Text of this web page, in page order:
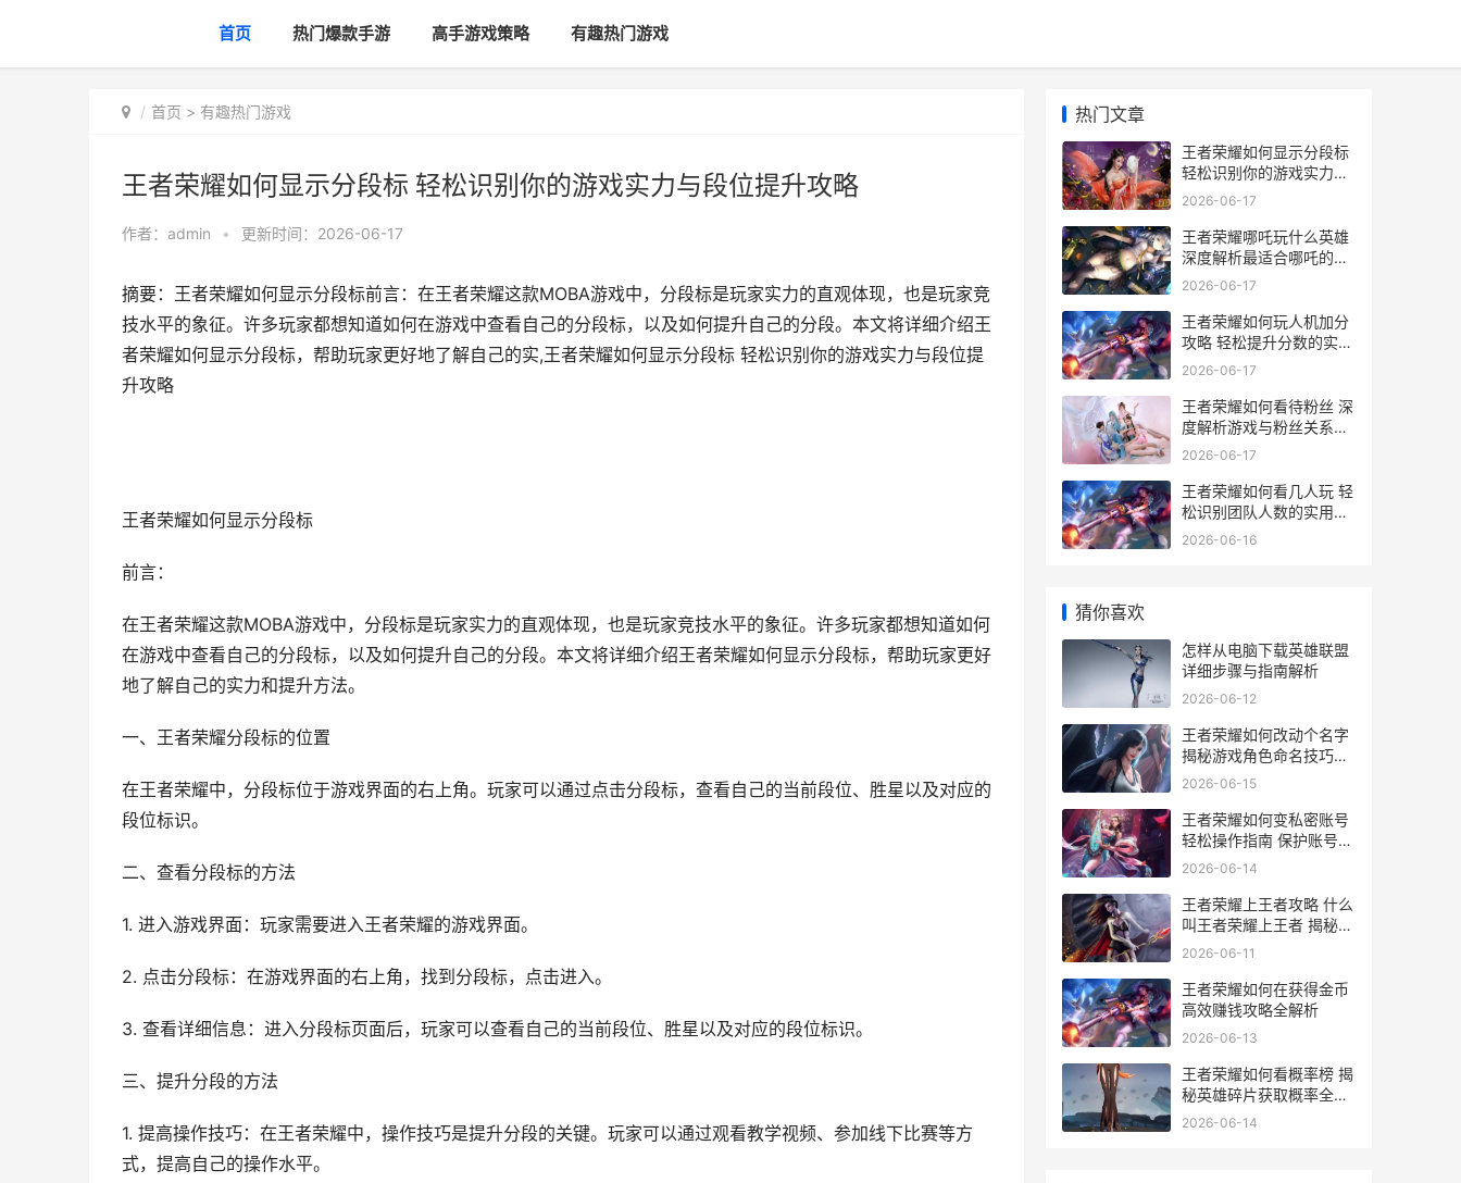
首页 热门爆款手游 高手游戏策略 有趣热门游戏
首页 > 有趣热门游戏
王者荣耀如何显示分段标 轻松识别你的游戏实力与段位提升攻略
作者： admin • 更新时间：2026-06-17
摘要：王者荣耀如何显示分段标前言：在王者荣耀这款MOBA游戏中，分段标是玩家实力的直观体现，也是玩家竞
技水平的象征。许多玩家都想知道如何在游戏中查看自己的分段标，以及如何提升自己的分段。本文将详细介绍王
者荣耀如何显示分段标，帮助玩家更好地了解自己的实,王者荣耀如何显示分段标 轻松识别你的游戏实力与段位提
升攻略
王者荣耀如何显示分段标
前言：
在王者荣耀这款MOBA游戏中，分段标是玩家实力的直观体现，也是玩家竞技水平的象征。许多玩家都想知道如何
在游戏中查看自己的分段标，以及如何提升自己的分段。本文将详细介绍王者荣耀如何显示分段标，帮助玩家更好
地了解自己的实力和提升方法。
一、王者荣耀分段标的位置
在王者荣耀中，分段标位于游戏界面的右上角。玩家可以通过点击分段标，查看自己的当前段位、胜星以及对应的
段位标识。
二、查看分段标的方法
1. 进入游戏界面：玩家需要进入王者荣耀的游戏界面。
2. 点击分段标：在游戏界面的右上角，找到分段标，点击进入。
3. 查看详细信息：进入分段标页面后，玩家可以查看自己的当前段位、胜星以及对应的段位标识。
三、提升分段的方法
1. 提高操作技巧：在王者荣耀中，操作技巧是提升分段的关键。玩家可以通过观看教学视频、参加线下比赛等方
式，提高自己的操作水平。
热门文章
王者荣耀如何显示分段标
轻松识别你的游戏实力与
段位提升攻略
2026-06-17
王者荣耀哪吒玩什么英雄
深度解析最适合哪吒的玩
法与英雄搭配
2026-06-17
王者荣耀如何玩人机加分
攻略 轻松提升分数的实用
技巧解析
2026-06-17
王者荣耀如何看待粉丝 深
度解析游戏与粉丝关系的
独特视角
2026-06-17
王者荣耀如何看几人玩 轻
松识别团队人数的实用技
巧解析
2026-06-16
猜你喜欢
怎样从电脑下载英雄联盟
详细步骤与指南解析
2026-06-12
王者荣耀如何改动个名字
揭秘游戏角色命名技巧与
策略
2026-06-15
王者荣耀如何变私密账号
轻松操作指南 保护账号安
全秘籍
2026-06-14
王者荣耀上王者攻略 什么
叫王者荣耀上王者 揭秘成
为高手的秘诀
2026-06-11
王者荣耀如何在获得金币
高效赚钱攻略全解析
2026-06-13
王者荣耀如何看概率榜 揭
秘英雄碎片获取概率全攻
略
2026-06-14